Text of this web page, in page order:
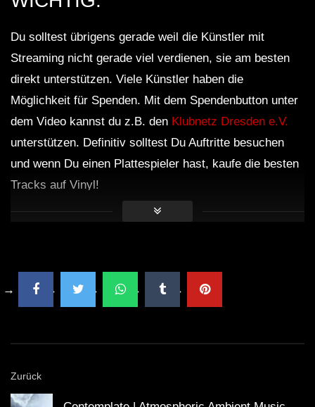
Du solltest übrigens gerade weil die Künstler mit
Streaming nicht gerade viel verdienen, sie am besten
direkt unterstützen. Viele Künstler haben die
Möglichkeit für Spenden. Mit dem Spendenbutton unter
dem Video kannst du z.B. den Klubnetz Dresden e.V.
unterstützen. Definitiv solltest Du Auftritte besuchen
und wenn Du einen Plattespieler hast, kaufe die besten
Tracks auf Vinyl!
Zurück